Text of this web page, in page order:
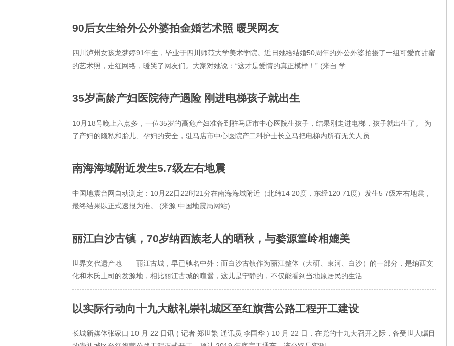
90后女生给外公外婆拍金婚艺术照 暖哭网友
四川泸州女孩龙梦婷91年生，毕业于四川师范大学美术学院。近日她给结婚50周年的外公外婆拍摄了一组可爱而甜蜜
的艺术照，走红网络，暖哭了网友们。大家对她说：“这才是爱情的真正模样！” (来自:学...
35岁高龄产妇医院待产遇险 刚进电梯孩子就出生
10月18号晚上六点多，一位35岁的高危产妇准备到驻马店市中心医院生孩子，结果刚走进电梯，孩子就出生了。 为
了产妇的隐私和胎儿、孕妇的安全，驻马店市中心医院产二科护士长立马把电梯内所有无关人员...
南海海域附近发生5.7级左右地震
中国地震台网自动测定：10月22日22时21分在南海海域附近（北纬14 20度，东经120 71度）发生5 7级左右地震，
最终结果以正式速报为准。 (来源:中国地震局网站)
丽江白沙古镇，70岁纳西族老人的晒秋，与婺源篁岭相媲美
世界文代遗产地——丽江古城，早已驰名中外；而白沙古镇作为丽江整体（大研、束河、白沙）的一部分，是纳西文
化和木氏土司的发源地，相比丽江古城的喧嚣，这儿是宁静的，不仅能看到当地原居民的生活...
以实际行动向十九大献礼崇礼城区至红旗营公路工程开工建设
长城新媒体张家口 10 月 22 日讯 ( 记者 郑世繁 通讯员 李国华 ) 10 月 22 日，在党的十九大召开之际，备受世人瞩目